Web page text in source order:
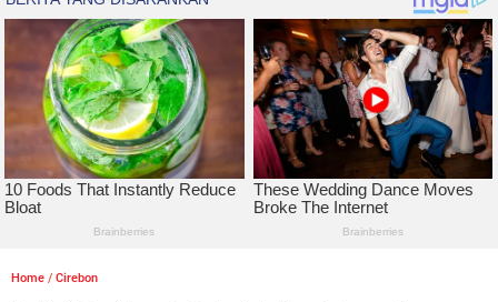
Home / Cirebon